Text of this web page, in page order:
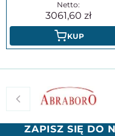
3061,60
KUP
ZAPISZ SIĘ DO